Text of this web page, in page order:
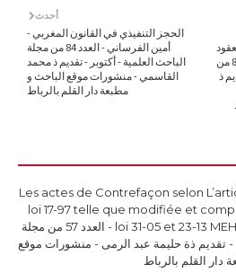
أحدث
الحجز التنفيذي في القانون المغربي -
أمين الفرساني - العدد 84 من مجلة
الباحث العلمية - أكتوبر - تقديم ذ محمد
القاسمي - منشورات موقع الباحث و
مطبعة دار القلم بالرباط
المشابهة - أسامة كاسير - العدد 84 من
ذ
Les actes de Contrefaçon selon
loi 17-97 telle que modifiée et
loi 31-05 et 23-13 MEHDI EDDIANI - العدد 57 من مجلة
- تقديم ذة حليمة عبد الرمى - منشورات موقع
دار القلم بالرباط